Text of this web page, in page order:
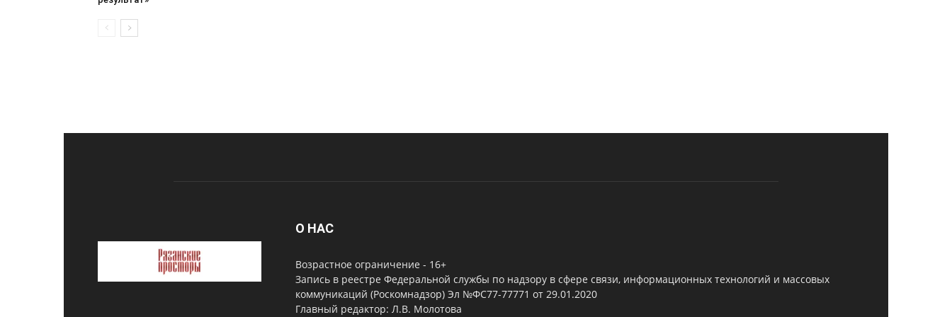
О НАС
Возрастное ограничение - 16+
Запись в реестре Федеральной службы по надзору в сфере связи, информационных технологий и массовых
коммуникаций (Роскомнадзор) Эл №ФС77-77771 от 29.01.2020
Главный редактор: Л.В. Молотова